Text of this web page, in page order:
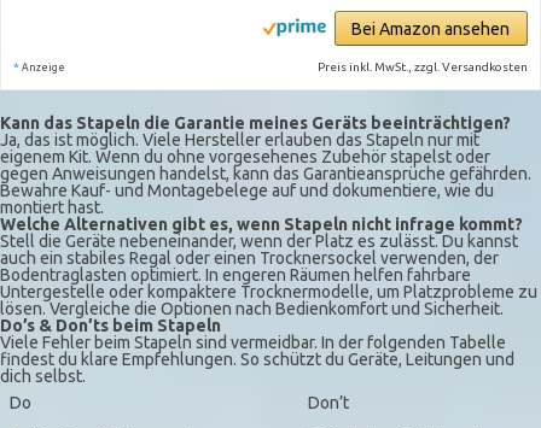
Bei Amazon ansehen
* Anzeige Preis inkl. MwSt., zzgl. Versandkosten
Kann das Stapeln die Garantie meines Geräts beeinträchtigen?
Ja, das ist möglich. Viele Hersteller erlauben das Stapeln nur mit
eigenem Kit. Wenn du ohne vorgesehenes Zubehör stapelst oder
gegen Anweisungen handelst, kann das Garantieansprüche gefährden.
Bewahre Kauf- und Montagebelege auf und dokumentiere, wie du
montiert hast.
Welche Alternativen gibt es, wenn Stapeln nicht infrage kommt?
Stell die Geräte nebeneinander, wenn der Platz es zulässt. Du kannst
auch ein stabiles Regal oder einen Trocknersockel verwenden, der
Bodentraglasten optimiert. In engeren Räumen helfen fahrbare
Untergestelle oder kompaktere Trocknermodelle, um Platzprobleme zu
lösen. Vergleiche die Optionen nach Bedienkomfort und Sicherheit.
Do’s & Don’ts beim Stapeln
Viele Fehler beim Stapeln sind vermeidbar. In der folgenden Tabelle
findest du klare Empfehlungen. So schützt du Geräte, Leitungen und
dich selbst.
Do
Don’t